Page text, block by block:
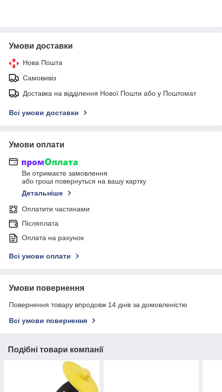
Умови доставки
Нова Пошта
Самовивіз
Доставка на відділення Нової Пошти або у Поштомат
Всі умови доставки
Умови оплати
Ви отримаєте замовлення
або гроші повернуться на вашу картку
Детальніше
Оплатити частинами
Післяплата
Оплата на рахунок
Всі умови оплати
Умови повернення
Повернення товару впродовж 14 днів за домовленістю
Всі умови повернення
Подібні товари компанії